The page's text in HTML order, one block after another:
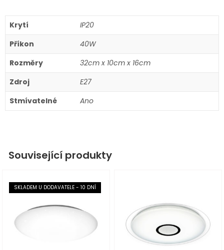
Krytí
IP20
Příkon
40W
Rozměry
32cm x 10cm x 16cm
Zdroj
E27
Stmívatelné
Ano
Související produkty
SKLADEM U DODAVATELE - 10 DNÍ